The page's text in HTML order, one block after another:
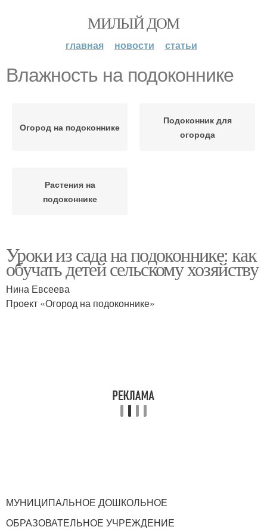
МИЛЫЙ ДОМ
главная новости статьи
Влажность на подоконнике
Огород на подоконнике
Подоконник для
огорода
Растения на
подоконнике
Уроки из сада на подоконнике: как
обучать детей сельскому хозяйству
Нина Евсеева
Проект «Огород на подоконнике»
МУНИЦИПАЛЬНОЕ ДОШКОЛЬНОЕ
ОБРАЗОВАТЕЛЬНОЕ УЧРЕЖДЕНИЕ